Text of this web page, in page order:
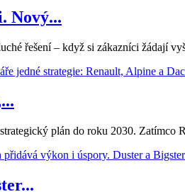
Nový...
řešení – když si zákazníci žádají
plán do roku 2030. Zatímco